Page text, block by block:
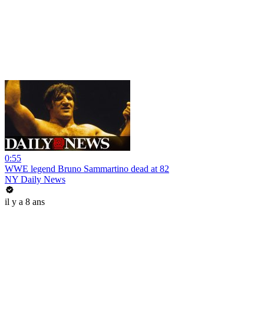
0:55
WWE legend Bruno Sammartino dead at 82
NY Daily News
il y a 8 ans